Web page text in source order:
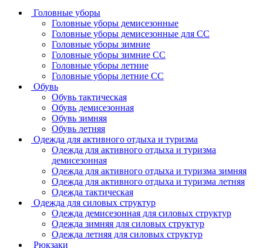
Головные уборы
Головные уборы демисезонные
Головные уборы демисезонные для СС
Головные уборы зимние
Головные уборы зимние СС
Головные уборы летние
Головные уборы летние СС
Обувь
Обувь тактическая
Обувь демисезонная
Обувь зимняя
Обувь летняя
Одежда для активного отдыха и туризма
Одежда для активного отдыха и туризма
демисезонная
Одежда для активного отдыха и туризма зимняя
Одежда для активного отдыха и туризма летняя
Одежда тактическая
Одежда для силовых структур
Одежда демисезонная для силовых структур
Одежда зимняя для силовых структур
Одежда летняя для силовых структур
Рюкзаки